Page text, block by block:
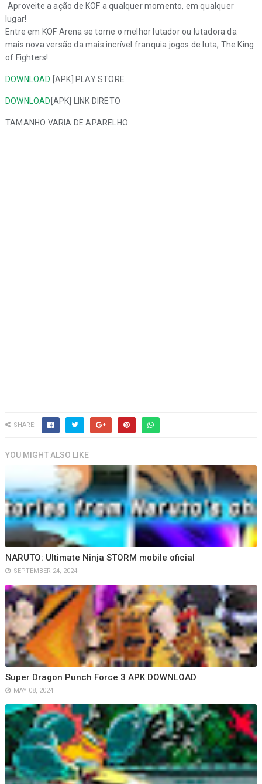
Aproveite a ação de KOF a qualquer momento, em qualquer
lugar!
Entre em KOF Arena se torne o melhor lutador ou lutadora da
mais nova versão da mais incrível franquia jogos de luta, The King
of Fighters!
DOWNLOAD [APK] PLAY STORE
DOWNLOAD [APK] LINK DIRETO
TAMANHO VARIA DE APARELHO
SHARE:
YOU MIGHT ALSO LIKE
NARUTO: Ultimate Ninja STORM mobile oficial
SEPTEMBER 24, 2024
Super Dragon Punch Force 3 APK DOWNLOAD
MAY 08, 2024